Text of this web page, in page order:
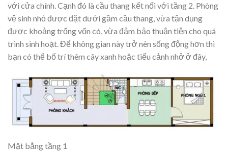
với cửa chính. Cạnh đó là cầu thang kết nối với tầng 2. Phòng
vệ sinh nhỏ được đặt dưới gầm cầu thang, vừa tận dụng
được khoảng trống vốn có, vừa đảm bảo thuận tiện cho quá
trình sinh hoạt. Để không gian này trở nên sống động hơn thì
bạn có thể bố trí thêm cây xanh hoặc tiểu cảnh nhở ở đây,
Mặt bằng tầng 1